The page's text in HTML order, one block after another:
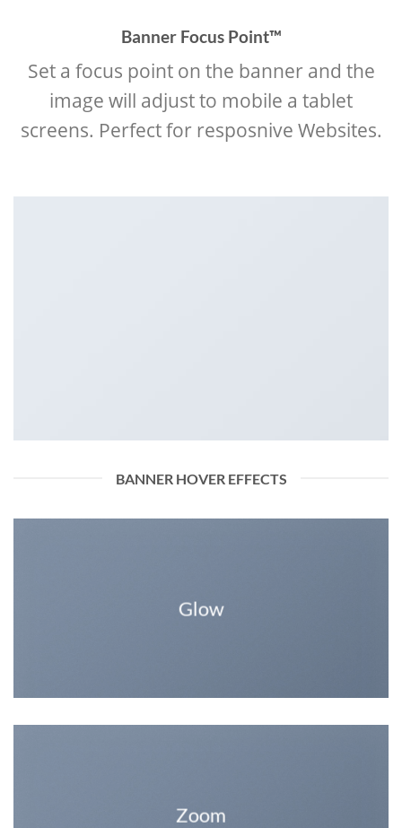
Banner Focus Point™
Set a focus point on the banner and the
image will adjust to mobile a tablet
screens. Perfect for resposnive Websites.
BANNER HOVER EFFECTS
Glow
Zoom